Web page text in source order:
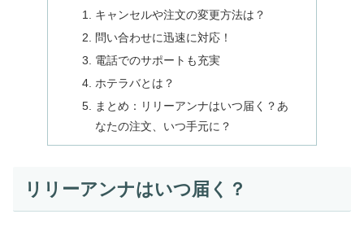
キャンセルや注文の変更方法は？
問い合わせに迅速に対応！
電話でのサポートも充実
ホテラバとは？
まとめ：リリーアンナはいつ届く？あ
なたの注文、いつ手元に？
リリーアンナはいつ届く？